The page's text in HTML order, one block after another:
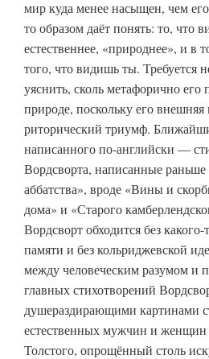
мир куда менее насыщен, чем
то образом даёт понять: то, что
естественнее, «природнее», и в
того, что видишь ты. Требуется
уяснить, сколь метафорично его
природе, поскольку его внешняя
риторический триумф.
написанного по-английски —
Вордсворта, написанные раньше
аббатства», вроде «Вины и
дома» и «Старого
Вордсворт обходится без
памяти и без кольриджевской
между человеческим разумом и
главных стихотворений
душераздирающими картинами
естественных мужчин и
Толстого, опрощённый столь